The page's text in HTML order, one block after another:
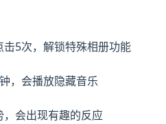
5次，解锁特殊相册功能
，会播放隐藏音乐
会出现有趣的反应